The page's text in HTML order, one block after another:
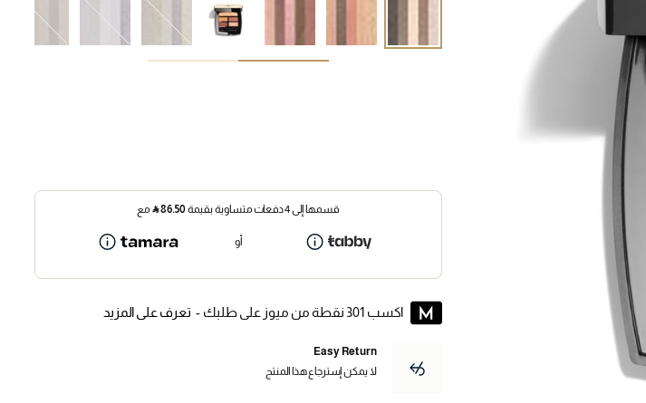
قسمها إلى 4 دفعات متساوية بقيمة 86.50
⃁ مع
أو
اكسب 301 نقطة من ميوز على طلبك - تعرف على المزيد
Easy Return
لا يمكن إسترجاع هذا المنتج